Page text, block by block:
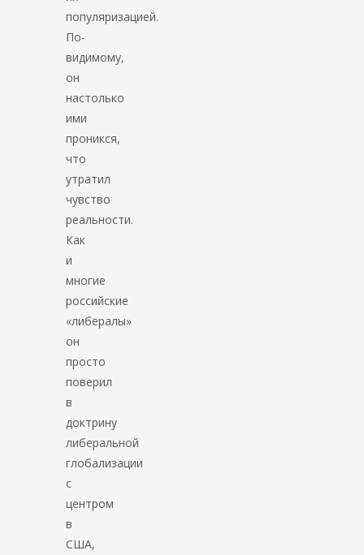
популяризацией.
По-
видимому,
он
настолько
ими
проникся,
что
утратил
чувство
реальности.
Как
и
многие
российские
«либералы»
он
просто
поверил
в
доктрину
либеральной
глобализации
с
центром
в
США,